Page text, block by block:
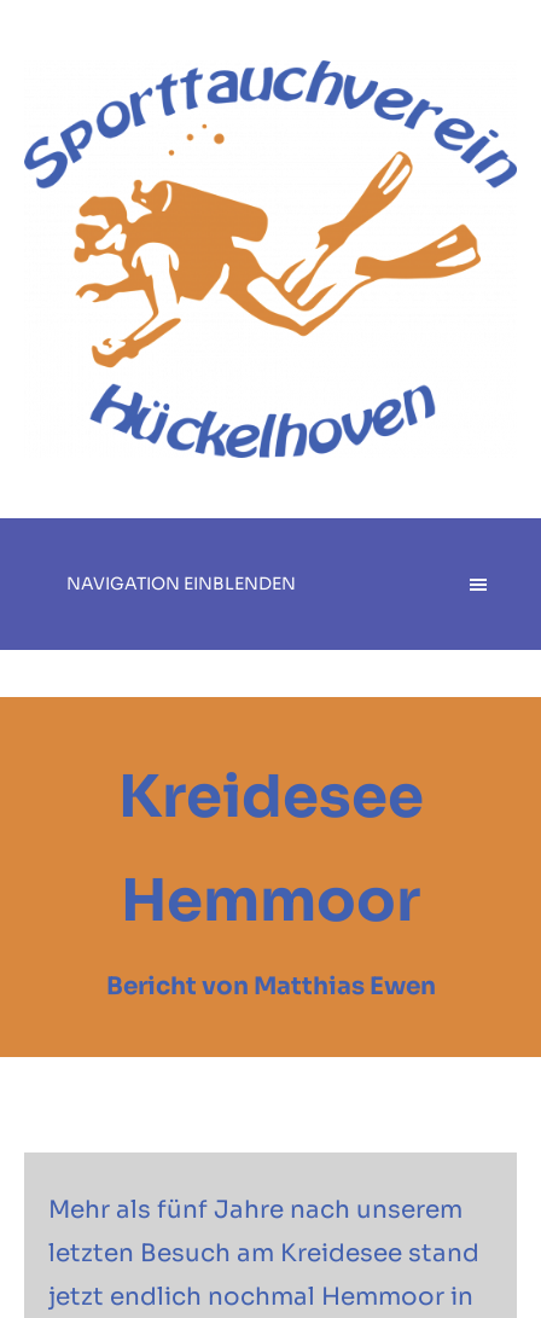
NAVIGATION EINBLENDEN
Kreidesee
Hemmoor
Bericht von Matthias Ewen
Mehr als fünf Jahre nach unserem
letzten Besuch am Kreidesee stand
jetzt endlich nochmal Hemmoor in